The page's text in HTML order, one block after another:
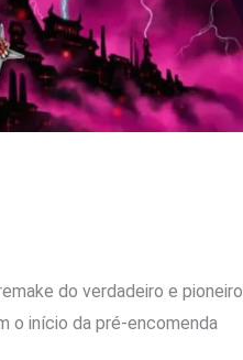
do verdadeiro e pioneiro
o início da pré-encomenda